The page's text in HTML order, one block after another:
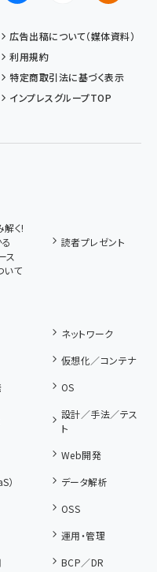
広告出稿について（媒体資料）
利用規約
特定商取引法に基づく表示
インプレスグループTOP
く!
ス
読者プレゼント
いて
ネットワーク
仮想化／コンテナ
OS
設計／手法／テス
ト
Web開発
）
データ解析
OSS
運用・管理
BCP／DR